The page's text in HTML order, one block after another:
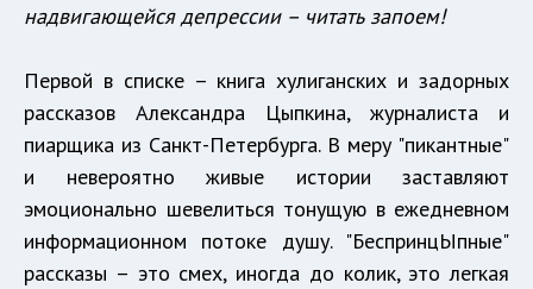
надвигающейся депрессии – читать запоем!
Первой в списке – книга хулиганских и задорных
рассказов Александра Цыпкина, журналиста и
пиарщика из Санкт-Петербурга. В меру "пикантные"
и невероятно живые истории заставляют
эмоционально шевелиться тонущую в ежедневном
информационном потоке душу. "БеспринцЫпные"
рассказы – это смех, иногда до колик, это легкая